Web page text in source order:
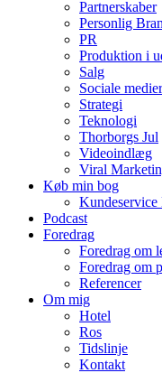
Partnerskaber
Personlig
PR
Produktion i
Salg
Sociale medier
Strategi
Teknologi
Thorborgs Jul
Videoindlæg
Viral
Køb min bog
Kundeservice
Podcast
Foredrag
Foredrag om
Foredrag om
Referencer
Om mig
Hotel
Ros
Tidslinje
Kontakt